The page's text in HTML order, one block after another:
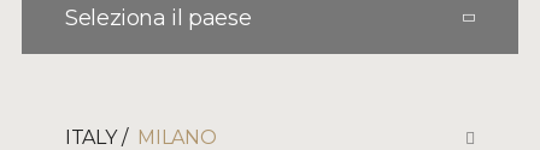
Seleziona il paese
ITALY MILANO